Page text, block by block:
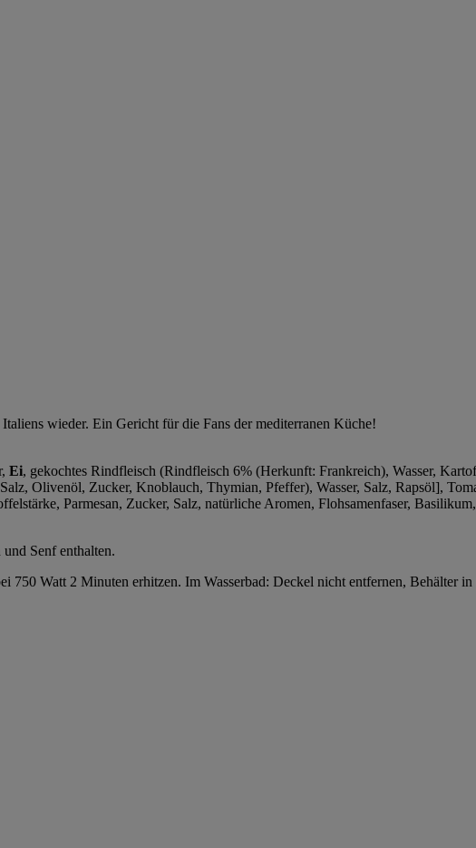
wieder. Ein Gericht für die Fans der mediterranen Küche!
Ei, gekochtes Rindfleisch (Rindfleisch 6% (Herkunft: Frankreich), Wasser,
Olivenöl, Zucker, Knoblauch, Thymian, Pfeffer), Wasser, Salz, Rapsöl],
Parmesan, Zucker, Salz, natürliche Aromen, Flohsamenfaser,
Senf enthalten.
750 Watt 2 Minuten erhitzen. Im Wasserbad: Deckel nicht entfernen, Behälter